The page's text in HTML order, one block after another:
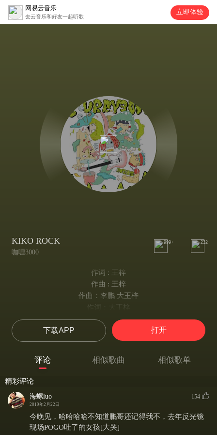
网易云音乐
去云音乐和好友一起听歌
立即体验
KIKO ROCK
咖喱3000
999+ 232
作词 : 王梓
作曲 : 王梓
作曲：李鹏 大王梓
作词：大王梓
编曲：咖喱3000
多少人不辞而别已离去
多少次不由自主的怀疑
疯狂的自己是否还在这里
对！重复的梦
坚挺的思想
下载APP 打开
评论 相似歌曲 相似歌单
精彩评论
海螺luo
2019年2月22日
154
今晚见，哈哈哈哈不知道鹏哥还记得我不，去年反光镜
现场POGO吐了的女孩[大哭]